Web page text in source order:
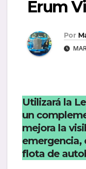
Erum
Por
Utilizará la
un
mejora la
emergencia,
flota de